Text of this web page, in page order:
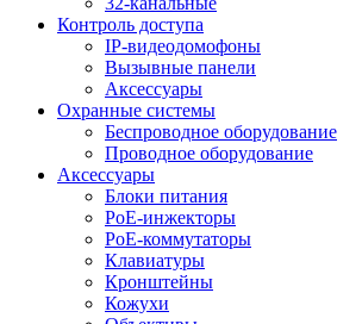
Контроль доступа
IP-видеодомофоны
Вызывные панели
Аксессуары
Охранные системы
Беспроводное оборудование
Проводное оборудование
Аксессуары
Блоки питания
PoE-инжекторы
PoE-коммутаторы
Клавиатуры
Кронштейны
Кожухи